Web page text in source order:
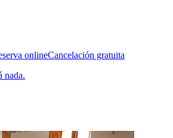
onlineCancelación gratuita
nada.